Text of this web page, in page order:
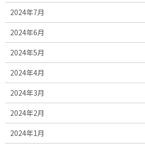
2024年7月
2024年6月
2024年5月
2024年4月
2024年3月
2024年2月
2024年1月